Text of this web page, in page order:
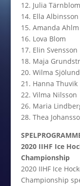
12. Julia Tärnblom
14. Ella Albinsson
15. Amanda Ahlm
16. Lova Blom
17. Elin Svensson
18. Maja
20. Wilma Sjölund
21. Hanna Thuvik
22. Vilma Nilsson
26. Maria
28. Thea
2020 IIHF Ice
Championship
2020 IIHF Ice
Championship